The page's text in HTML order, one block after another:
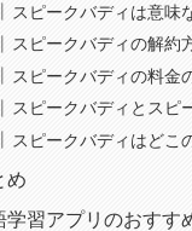
スピークバディは意味
スピークバディの解約
スピークバディの料金
スピークバディとスピ
スピークバディはどこ
め
学習アプリのおすす